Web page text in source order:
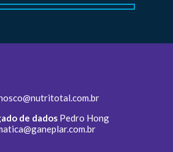
de dados Pedro Hong